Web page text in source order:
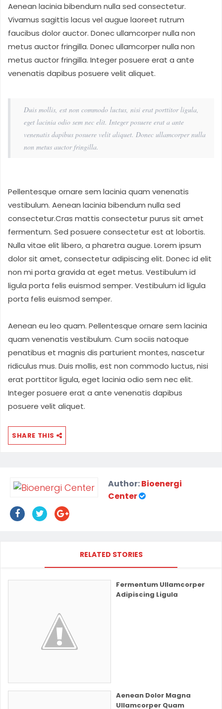
Aenean lacinia bibendum nulla sed consectetur.
Vivamus sagittis lacus vel augue laoreet rutrum
faucibus dolor auctor. Donec ullamcorper nulla non
metus auctor fringilla. Donec ullamcorper nulla non
metus auctor fringilla. Integer posuere erat a ante
venenatis dapibus posuere velit aliquet.
Duis mollis, est non commodo luctus, nisi erat porttitor ligula,
eget lacinia odio sem nec elit. Integer posuere erat a ante
venenatis dapibus posuere velit aliquet. Donec ullamcorper nulla
non metus auctor fringilla.
Pellentesque ornare sem lacinia quam venenatis
vestibulum. Aenean lacinia bibendum nulla sed
consectetur.Cras mattis consectetur purus sit amet
fermentum. Sed posuere consectetur est at lobortis.
Nulla vitae elit libero, a pharetra augue. Lorem ipsum
dolor sit amet, consectetur adipiscing elit. Donec id elit
non mi porta gravida at eget metus. Vestibulum id
ligula porta felis euismod semper. Vestibulum id ligula
porta felis euismod semper.
Aenean eu leo quam. Pellentesque ornare sem lacinia
quam venenatis vestibulum. Cum sociis natoque
penatibus et magnis dis parturient montes, nascetur
ridiculus mus. Duis mollis, est non commodo luctus, nisi
erat porttitor ligula, eget lacinia odio sem nec elit.
Integer posuere erat a ante venenatis dapibus
posuere velit aliquet.
SHARE THIS
Author:Bioenergi
Center
RELATED STORIES
Fermentum Ullamcorper
Adipiscing Ligula
Aenean Dolor Magna
Ullamcorper Quam